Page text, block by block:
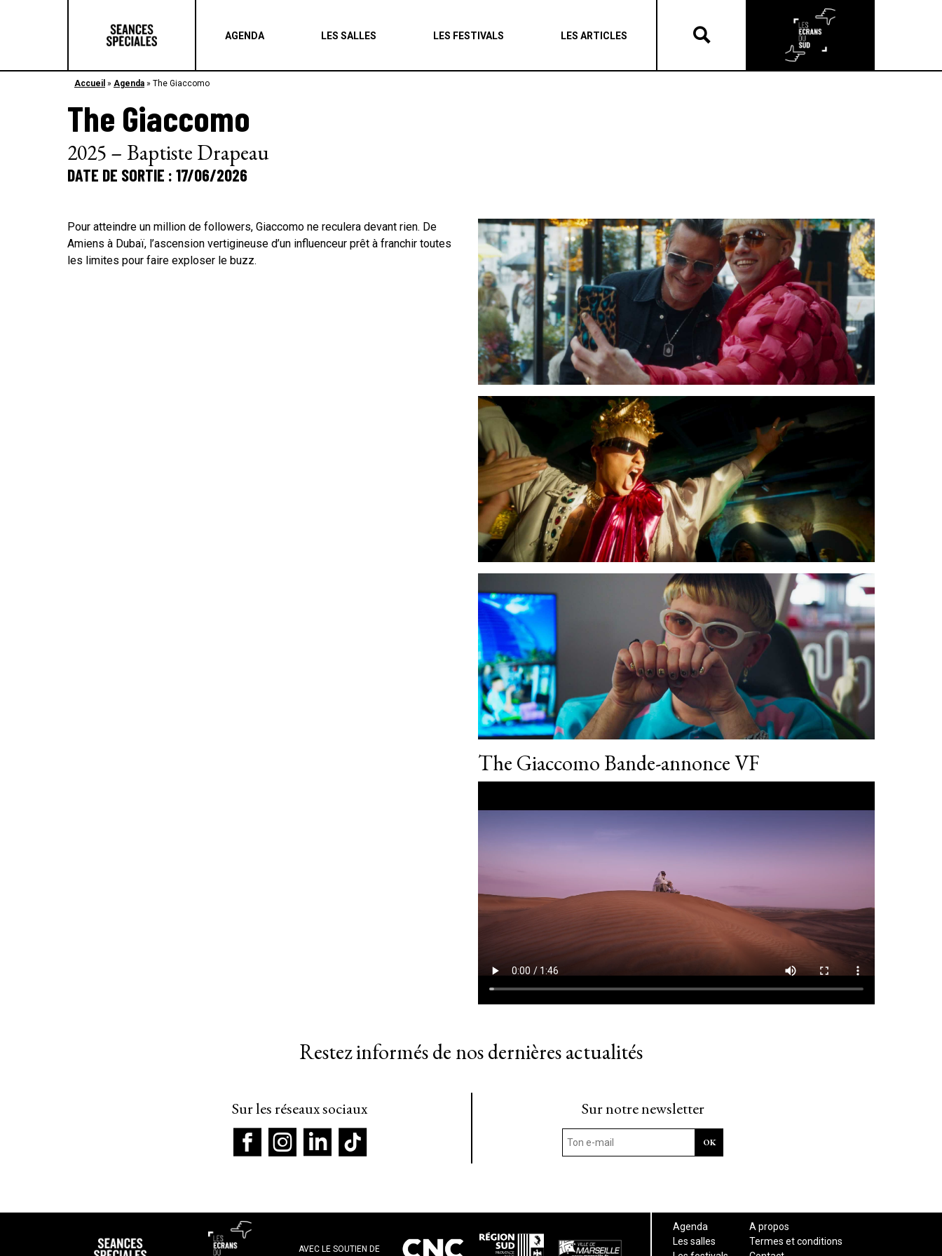
AGENDA LES SALLES LES FESTIVALS LES ARTICLES
Accueil » Agenda » The Giaccomo
The Giaccomo
2025 – Baptiste Drapeau
DATE DE SORTIE : 17/06/2026
​Pour atteindre un million de followers, Giaccomo ne reculera devant rien. De
Amiens à Dubaï, l’ascension vertigineuse d’un influenceur prêt à franchir toutes
les limites pour faire exploser le buzz.
The Giaccomo Bande-annonce VF
Restez informés de nos dernières actualités
Sur les réseaux sociaux Sur notre newsletter
AVEC LE SOUTIEN DE
Agenda
Les salles
A propos
Termes et conditions